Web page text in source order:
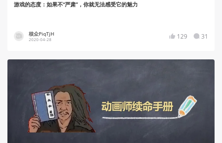
游戏的态度：如果不“严肃”，你就无法感受它的魅力
核众PiqTjH
2020-04-28 129 31